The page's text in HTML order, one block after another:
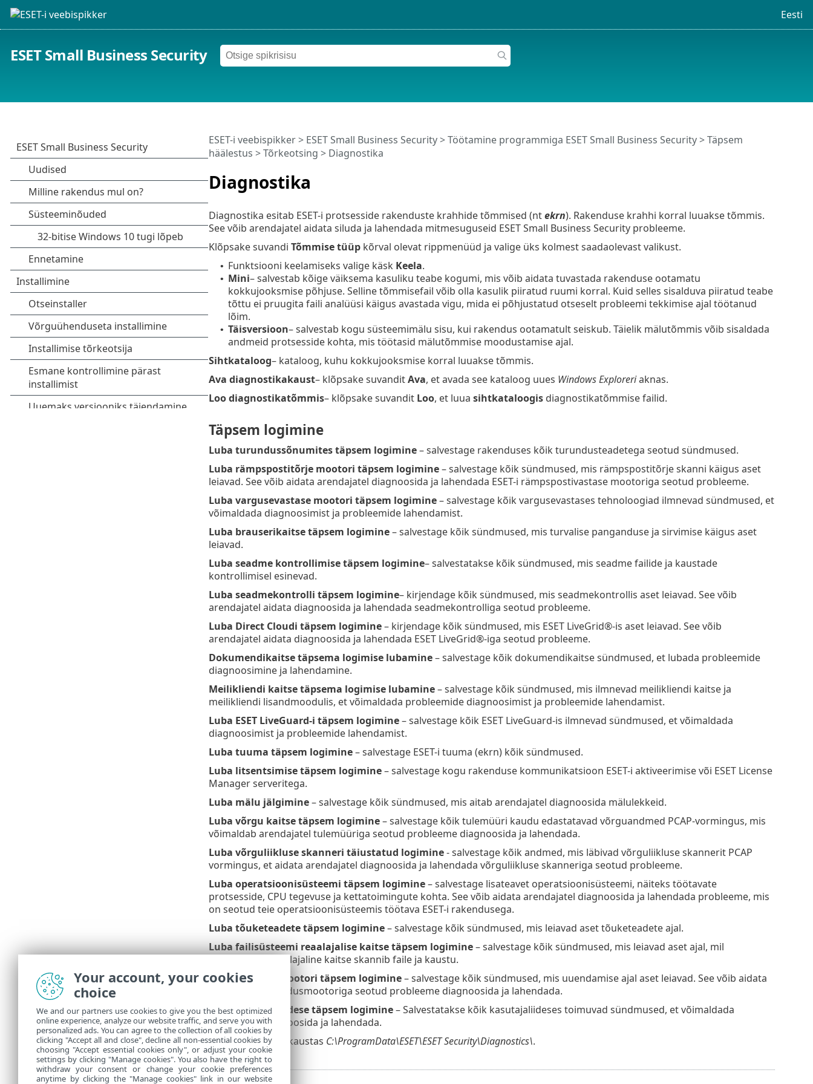
Eesti
ESET Small Business Security
Diagnostika
ESET-i veebispikker> ESET Small Business Security>Töötamine programmiga ESET Small Business Security>Täpsem
häälestus > Tõrkeotsing > Diagnostika
Diagnostika esitab ESET-i protsesside rakenduste krahhide tõmmised (ntekrn). Rakenduse krahhi korral luuakse tõmmis.
See võib arendajatel aidata siluda ja lahendada mitmesuguseid ESET Small Business Security probleeme.
Klõpsake suvandi Tõmmise tüüpkõrval olevat rippmenüüd ja valige üks kolmest saadaolevast valikust.
• Funktsiooni keelamiseks valige käsk Keela.
• Mini– salvestab kõige väiksema kasuliku teabe kogumi, mis võib aidata tuvastada rakenduse ootamatu
kokkujooksmise põhjuse. Selline tõmmisefail võib olla kasulik piiratud ruumi korral. Kuid selles sisalduva piiratud teabe
tõttu ei pruugita faili analüüsi käigus avastada vigu, mida ei põhjustatud otseselt probleemi tekkimise ajal töötanud
lõim.
• Täisversioon– salvestab kogu süsteemimälu sisu, kui rakendus ootamatult seiskub. Täielik mälutõmmis võib sisaldada
andmeid protsesside kohta, mis töötasid mälutõmmise moodustamise ajal.
Sihtkataloog– kataloog, kuhu kokkujooksmise korral luuakse tõmmis.
Ava diagnostikakaust– klõpsake suvanditAva, et avada see kataloog uues Windows Exploreriaknas.
Loo diagnostikatõmmis– klõpsake suvandit Loo, et luua sihtkataloogisdiagnostikatõmmise failid.
Täpsem logimine
Luba turundussõnumites täpsem logimine– salvestage rakenduses kõik turundusteadetega seotud sündmused.
Luba rämpspostitõrje mootori täpsem logimine– salvestage kõik sündmused, mis rämpspostitõrje skanni käigus aset
leiavad. See võib aidata arendajatel diagnoosida ja lahendada ESET-i rämpspostivastase mootoriga seotud probleeme.
Luba vargusevastase mootori täpsem logimine– salvestage kõik vargusevastases tehnoloogiad ilmnevad sündmused, et
võimaldada diagnoosimist ja probleemide lahendamist.
Luba brauserikaitse täpsem logimine– salvestage kõik sündmused, mis turvalise panganduse ja sirvimise käigus aset
leiavad.
Luba seadme kontrollimise täpsem logimine– salvestatakse kõik sündmused, mis seadme failide ja kaustade
kontrollimisel esinevad.
Luba seadmekontrolli täpsem logimine– kirjendage kõik sündmused, mis seadmekontrollis aset leiavad. See võib
arendajatel aidata diagnoosida ja lahendada seadmekontrolliga seotud probleeme.
Luba Direct Cloudi täpsem logimine– kirjendage kõik sündmused, mis ESET LiveGrid®-is aset leiavad. See võib
arendajatel aidata diagnoosida ja lahendada ESET LiveGrid®-iga seotud probleeme.
Dokumendikaitse täpsema logimise lubamine– salvestage kõik dokumendikaitse sündmused, et lubada probleemide
diagnoosimine ja lahendamine.
Meilikliendi kaitse täpsema logimise lubamine– salvestage kõik sündmused, mis ilmnevad meilikliendi kaitse ja
meilikliendi lisandmoodulis, et võimaldada probleemide diagnoosimist ja probleemide lahendamist.
Luba ESET LiveGuard-i täpsem logimine– salvestage kõik ESET LiveGuard-is ilmnevad sündmused, et võimaldada
diagnoosimist ja probleemide lahendamist.
Luba tuuma täpsem logimine– salvestage ESET-i tuuma (ekrn) kõik sündmused.
Luba litsentsimise täpsem logimine– salvestage kogu rakenduse kommunikatsioon ESET-i aktiveerimise või ESET License
Manager serveritega.
Luba mälu jälgimine– salvestage kõik sündmused, mis aitab arendajatel diagnoosida mälulekkeid.
Luba võrgu kaitse täpsem logimine– salvestage kõik tulemüüri kaudu edastatavad võrguandmed PCAP-vormingus, mis
võimaldab arendajatel tulemüüriga seotud probleeme diagnoosida ja lahendada.
Luba võrguliikluse skanneri täiustatud logimine- salvestage kõik andmed, mis läbivad võrguliikluse skannerit PCAP
vormingus, et aidata arendajatel diagnoosida ja lahendada võrguliikluse skanneriga seotud probleeme.
Luba operatsioonisüsteemi täpsem logimine– salvestage lisateavet operatsioonisüsteemi, näiteks töötavate
protsesside, CPU tegevuse ja kettatoimingute kohta. See võib aidata arendajatel diagnoosida ja lahendada probleeme, mis
on seotud teie operatsioonisüsteemis töötava ESET-i rakendusega.
Luba tõuketeadete täpsem logimine– salvestage kõik sündmused, mis leiavad aset tõuketeadete ajal.
Luba failisüsteemi reaalajalise kaitse täpsem logimine– salvestage kõik sündmused, mis leiavad aset ajal, mil
failisüsteemi reaalajaline kaitse skannib faile ja kaustu.
Luba uuendusmootori täpsem logimine– salvestage kõik sündmused, mis uuendamise ajal aset leiavad. See võib aidata
arendajatel uuendusmootoriga seotud probleeme diagnoosida ja lahendada.
Luba kasutajaliidese täpsem logimine– Salvestatakse kõik kasutajaliideses toimuvad sündmused, et võimaldada
probleeme diagnoosida ja lahendada.
Logifailid asuvad kaustas C:\ProgramData\ESET\ESET Security\Diagnostics\.
Your account, your cookies
choice
We and our partners use cookies to give you the best optimized
online experience, analyze our website traffic, and serve you with
personalized ads. You can agree to the collection of all cookies by
clicking "Accept all and close", decline all non-essential cookies by
choosing "Accept essential cookies only", or adjust your cookie
settings by clicking "Manage cookies". You also have the right to
withdraw your consent or change your cookie preferences
anytime by clicking the "Manage cookies" link in our website